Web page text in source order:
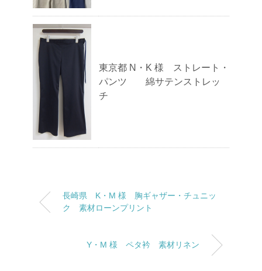
東京都 N・K 様 ストレート・
パンツ 綿サテンストレッ
チ
長崎県 K・M 様 胸ギャザー・チュニッ
ク 素材ローンプリント
Y・M 様 ペタ衿 素材リネン